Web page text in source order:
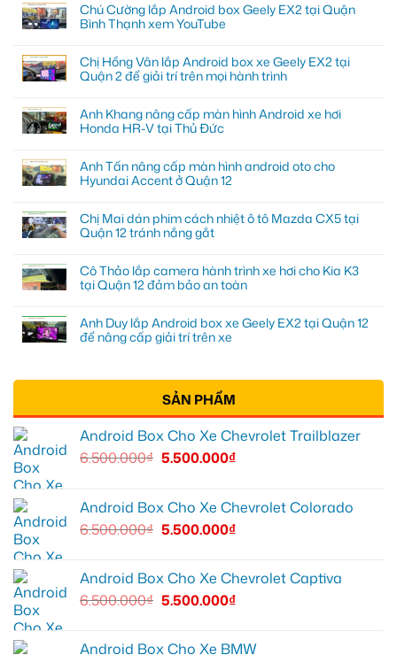
Chú Cường lắp Android box Geely EX2 tại Quận
Bình Thạnh xem YouTube
Chị Hồng Vân lắp Android box xe Geely EX2 tại
Quận 2 để giải trí trên mọi hành trình
Anh Khang nâng cấp màn hình Android xe hơi
Honda HR-V tại Thủ Đức
Anh Tấn nâng cấp màn hình android oto cho
Hyundai Accent ở Quận 12
Chị Mai dán phim cách nhiệt ô tô Mazda CX5 tại
Quận 12 tránh nắng gắt
Cô Thảo lắp camera hành trình xe hơi cho Kia K3
tại Quận 12 đảm bảo an toàn
Anh Duy lắp Android box xe Geely EX2 tại Quận 12
để nâng cấp giải trí trên xe
SẢN PHẨM
Android Box Cho Xe Chevrolet Trailblazer
6.500.000₫ 5.500.000₫
Android Box Cho Xe Chevrolet Colorado
6.500.000₫ 5.500.000₫
Android Box Cho Xe Chevrolet Captiva
6.500.000₫ 5.500.000₫
Android Box Cho Xe BMW